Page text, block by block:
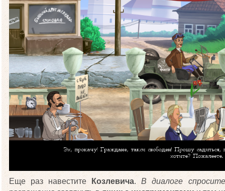
Еще раз навестите Козлевича.В диалоге